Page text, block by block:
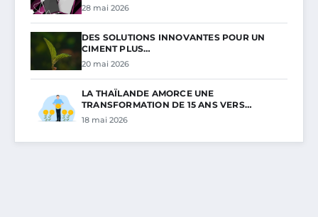
28 mai 2026
DES SOLUTIONS INNOVANTES POUR UN
CIMENT PLUS…
20 mai 2026
LA THAÏLANDE AMORCE UNE
TRANSFORMATION DE 15 ANS VERS…
18 mai 2026